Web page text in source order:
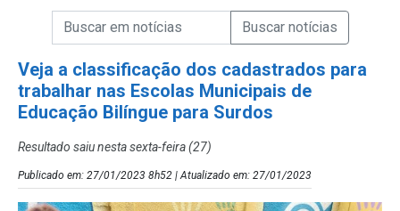
Campo de Busca de Notícias
Campo de Busca de informaçõesEnviar a Busca de Notícias
Veja a classificação dos cadastrados para
trabalhar nas Escolas Municipais de
Educação Bilíngue para Surdos
Resultado saiu nesta sexta-feira (27)
Publicado em: 27/01/2023 8h52 | Atualizado em: 27/01/2023